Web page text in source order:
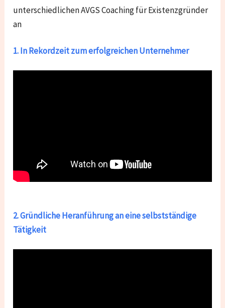
unterschiedlichen AVGS Coaching für Existenzgründer
an
1. In Rekordzeit zum erfolgreichen Unternehmer
2. Gründliche Heranführung an eine selbstständige
Tätigkeit